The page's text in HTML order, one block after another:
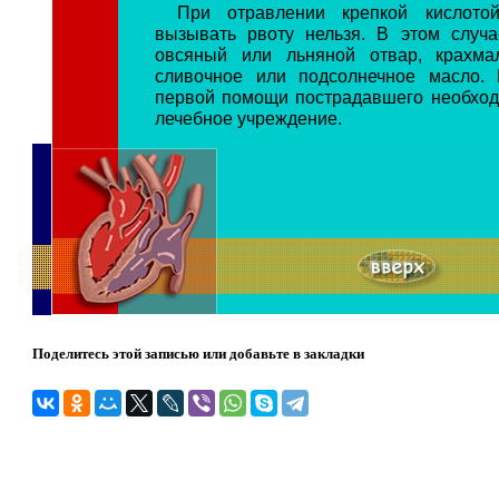
При отравлении крепкой
вызывать рвоту нельзя. В этом
овсяный или льняной отвар,
сливочное или подсолнечное масло.
первой помощи пострадавшего
лечебное учреждение.
Поделитесь этой записью или добавьте в закладки